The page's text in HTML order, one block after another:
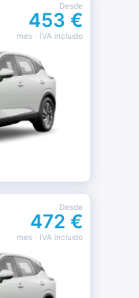
Desde
453 €
mes· IVA incluido
Desde
472 €
mes· IVA incluido